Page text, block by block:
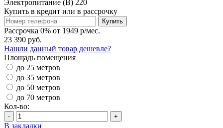
Электропитание (В) 220
Купить в кредит или в рассрочку
Купить
Рассрочка 0% от 1949 р/мес.
23 390 руб.
Нашли данный товар дешевле?
Площадь помещения
до 25 метров
до 35 метров
до 50 метров
до 70 метров
Кол-во:
- +
В закладки